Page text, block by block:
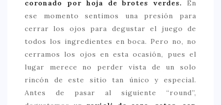
coronado por hoja de brotes verdes. En
ese momento sentimos una presión para
cerrar los ojos para degustar el juego de
todos los ingredientes en boca. Pero no, no
cerramos los ojos en esta ocasión, pues el
lugar merece no perder vista de un solo
rincón de este sitio tan único y especial.
Antes de pasar al siguiente “round”,